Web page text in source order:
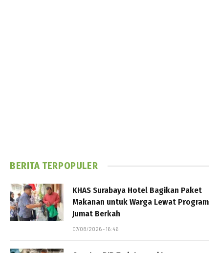
BERITA TERPOPULER
KHAS Surabaya Hotel Bagikan Paket
Makanan untuk Warga Lewat Program
Jumat Berkah
07/08/2026 - 16:46